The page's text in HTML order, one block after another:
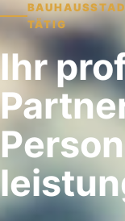
TÄTIG
Ihr